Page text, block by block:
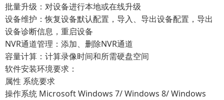
批量升级：对设备进行本地或在线升级
设备维护：恢复设备默认配置，导入、导出设备配置，导出
设备诊断信息，重启设备
NVR通道管理：添加、删除NVR通道
容量计算：计算录像时间和所需硬盘空间
软件安装环境要求：
属性 系统要求
操作系统 Microsoft Windows 7/ Windows 8/ Windows